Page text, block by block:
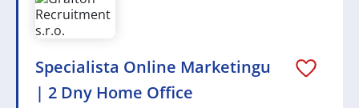
Specialista Online Marketingu
| 2 Dny Home Office